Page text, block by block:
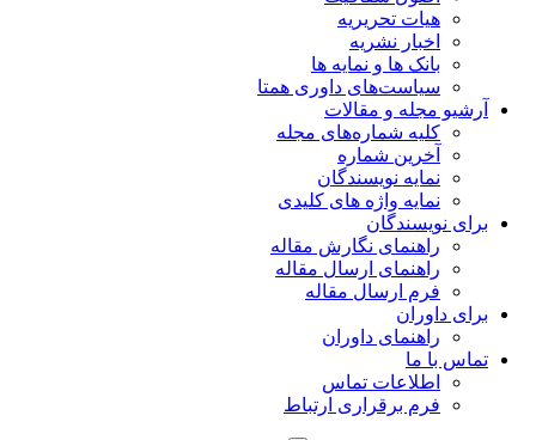
هیات تحریریه
اخبار نشریه
بانک ها و نمایه ها
سیاست‌های داوری همتا
مجله و مقالات
کلیه شماره‌های مجله
آخرین شماره
نمایه نویسندگان
نمایه واژه های کلیدی
نویسندگان
راهنمای نگارش مقاله
راهنمای ارسال مقاله
فرم ارسال مقاله
داوران
راهنمای داوران
با ما
اطلاعات تماس
فرم برقراری ارتباط